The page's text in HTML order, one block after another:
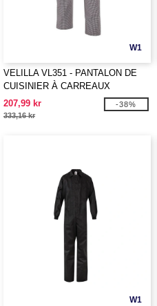
W1
VELILLA VL351 - PANTALON DE
CUISINIER À CARREAUX
207,99 kr
333,16 kr
-38%
W1